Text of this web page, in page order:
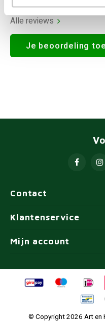
Alle reviews
Je beoordeling
Contact
Klantenservice
Mijn account
© Copyright 2026 Art en